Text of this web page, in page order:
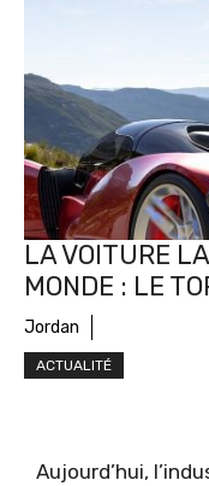
LA VOITURE
MONDE : LE
Jordan
ACTUALITÉ
Aujourd’hui,